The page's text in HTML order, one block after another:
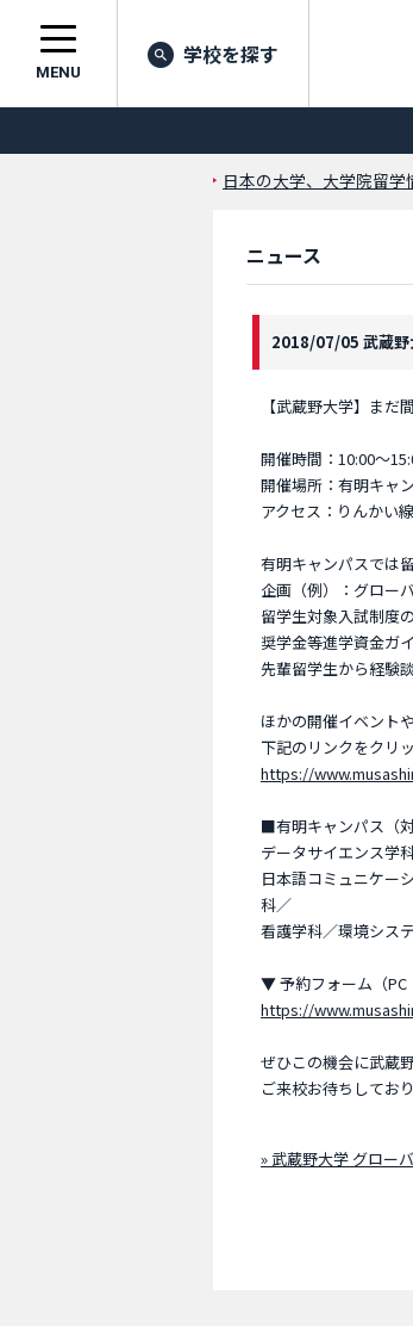
MENU
学校を探す
日本の大学、大学院留学
ニュース
2018/07/05 武蔵野
【武蔵野大学】まだ
開催時間：10:00～
開催場所：有明キャ
アクセス：りんか
有明キャンパスでは
企画（例）：グロー
留学生対象入試制度
奨学金等進学資金ガ
先輩留学生から経験
ほかの開催イベント
下記のリンクをクリ
https://
■有明キャンパス
データサイエンス学
日本語コミュニケー
科／
看護学科／環境シス
▼ 予約フォーム（PC
https://
ぜひこの機会に武蔵
ご来校お待ちしてお
» 武蔵野大学 グロー